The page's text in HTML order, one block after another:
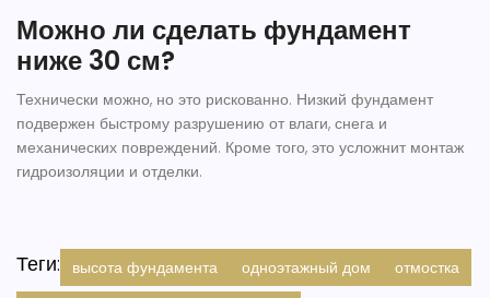
Можно ли сделать фундамент
ниже 30 см?
Технически можно, но это рискованно. Низкий фундамент
подвержен быстрому разрушению от влаги, снега и
механических повреждений. Кроме того, это усложнит монтаж
гидроизоляции и отделки.
Теги: высота фундамента одноэтажный дом
отмостка